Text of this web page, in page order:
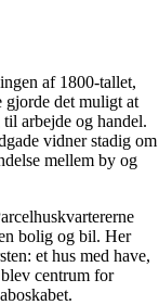
af 1800-tallet,
gjorde det muligt at
arbejde og handel.
vidner stadig om
mellem by og
bolig og bil. Her
et hus med have,
centrum for